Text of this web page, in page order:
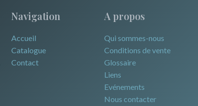
Navigation
Accueil
Catalogue
Contact
A propos
Qui sommes-nous
Conditions de vente
Glossaire
Liens
Evénements
Nous contacter